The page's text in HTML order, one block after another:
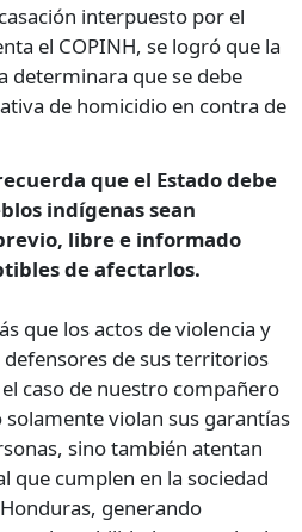
interpuesto por el
el COPINH, se logró que la
determinara que se debe
de homicidio en contra de
que el Estado debe
indígenas sean
libre e informado
de afectarlos.
que los actos de violencia y
de sus territorios
caso de nuestro compañero
solamente violan sus garantías
sino también atentan
que cumplen en la sociedad
generando